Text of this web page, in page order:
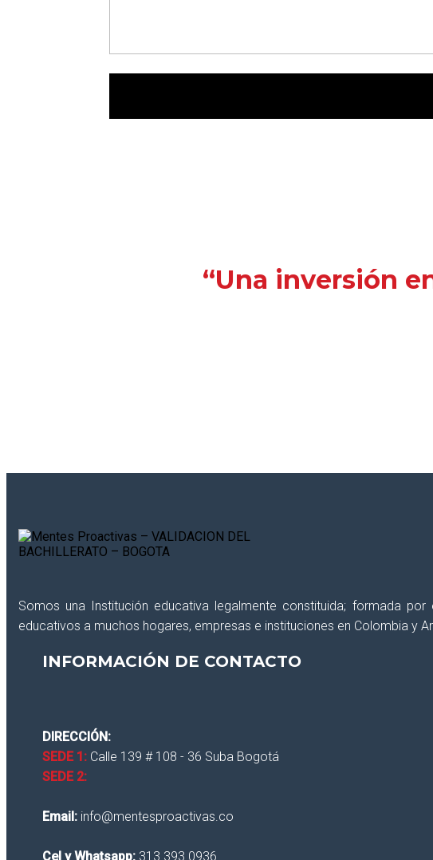
“Una inversión
Somos una Institución educativa legalmente constituida; formada
educativos a muchos hogares, empresas e instituciones en Colombia y
INFORMACIÓN DE CONTACTO
DIRECCIÓN:
SEDE 1: Calle 139 # 108 - 36 Suba Bogotá
SEDE 2:
Email: info@mentesproactivas.co
Cel y Whatsapp: 313 393 0936